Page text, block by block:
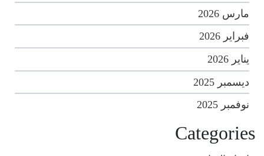
مارس 2026
فبراير 2026
يناير 2026
ديسمبر 2025
نوفمبر 2025
Categories